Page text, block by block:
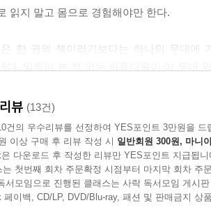
벗고 바랜 빛
꺾고 깎은 빛
썰고 썩는 빛
타고 타는 빛
땋고 떠는 빛
게 허비해진 시간
물고기 모어가 바라보는
이 전선이며 뭐며 다 파먹어서 새로 공사
야.
아. 열악한 세월 기억난다. ― 본문에서
기, 현재의 모습을 따뜻하게 바라봐주며
소드로 묶였다. 무대 위 한 장면처럼 서로
읽지 말고 몸으로 경험해야만 한다.
은 한 권의 책이라기보다는 하나의 무대에
찬 (시인)
시간, 365일을 살고 있지만 사람에 따라
사건이 아니라 1천 건의 사건을 지각하고,
억하는 것 같다. 고도의 집중력으로 훈련
고도로 발달된 초인류일지도 모른다. 아슬
뷰 (13건)
건의 우수리뷰를 선정하여 YES포인트 3만원을 드
이상 구매 후 리뷰 작성 시 일반회원 300원, 마니
다운로드 후 작성한 리뷰만 YES포인트 지급됩니
는 첫번째 회차 주문확정 시점부터 마지막 회차 주
서모임으로 진행된 클래스는 사락 독서모임 게시
페이백, CD/LP, DVD/Blu-ray, 패션 및 판매금지 상